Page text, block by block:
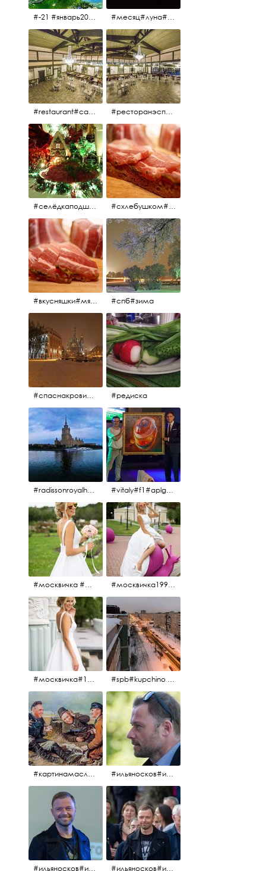
#-21 #январь2017 #зима2017 #санктпетербург2017 #месяц#луна#африканскаялуна#moon#moon🌙
#restaurant#candidates #aspila #restaurantaspils ресторан#ресторанэспиля#эспланада#концертнаяэстрада #ресторанэспиля#restaurantaspils#aspila#candidates#эспланада#концертнаяэстрада
#селёдкаподшубой#основноеблюдо#новыйгод#шампанское#праздник #схлебушком#мясо
#вкусняшки#мясо #спб#зима
#спаснакрови#зима#спб #редиска
#radissonroyalhotel #рэдиссонройал#рэдиссонройалмосква #рекамосква#москва#гостиницаукраина#украина#hotel#отель#moscow @radissonroyalmoscow #vitaly#f1#aplgallery#formula1
#москвичка #москвичка1990#вднх2016 #июль2016 #1990 #москвичка1990@#июль2016 #вднх2016 #1990
#москвичка#1990#вднх2016#июль2016# #spb#kupchino #крышапотекла
#картинамаслом #картина #охотники#хорошеенастроение #aplgallery #ильяносков#ильяносков2016#очеммолчатфранцузы #санктпетербург #кино#фильфильфильм @ilya_noskov_official
#ильяносков#ильяносков_главныйгерой #санктпетербург #ленфильм# @ilya_noskov_official #контрибуция#очеммолчатфранцузы#эдуардпичугин #ильяносков#ильяносков_главныйгерой @ilya_noskov_official #очеммолчатфранцузы#очёммолчатфранцузы